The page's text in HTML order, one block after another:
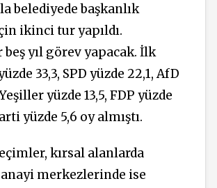
belediyede başkanlık
ikinci tur yapıldı.
beş yıl görev yapacak. İlk
33,3, SPD yüzde 22,1, AfD
yüzde 13,5, FDP yüzde
yüzde 5,6 oy almıştı.
kırsal alanlarda
merkezlerinde ise